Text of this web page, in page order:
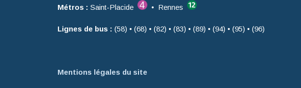
Métros : Saint-Placide • Rennes
Lignes de bus : (58) • (68) • (82) • (83) • (89) • (94) • (95) • (96)
Mentions légales du site